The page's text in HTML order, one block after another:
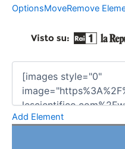
OptionsMoveRemove
Add Element